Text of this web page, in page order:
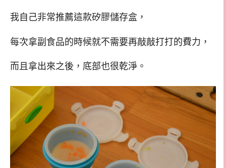
我自己非常推薦這款矽膠儲存盒，
每次拿副食品的時候就不需要再敲敲打打的費力，
而且拿出來之後，底部也很乾淨。